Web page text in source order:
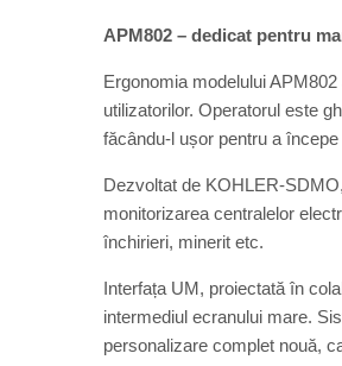
APM802 – dedicat pentru
Ergonomia modelului
utilizatorilor. Operatorul este
făcându-l ușor pentru a
Dezvoltat de KOHLER-
monitorizarea centralelor
închirieri, minerit etc.
Interfața UM, proiectată în
intermediul ecranului mare.
personalizare complet nouă,